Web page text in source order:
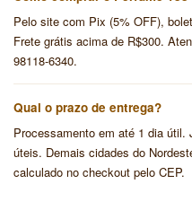
Pelo site com Pix (5% OFF),
Frete grátis acima de R$300.
98118-6340.
Qual o prazo de entrega?
Processamento em até 1 dia
úteis. Demais cidades do
calculado no checkout pelo CEP.